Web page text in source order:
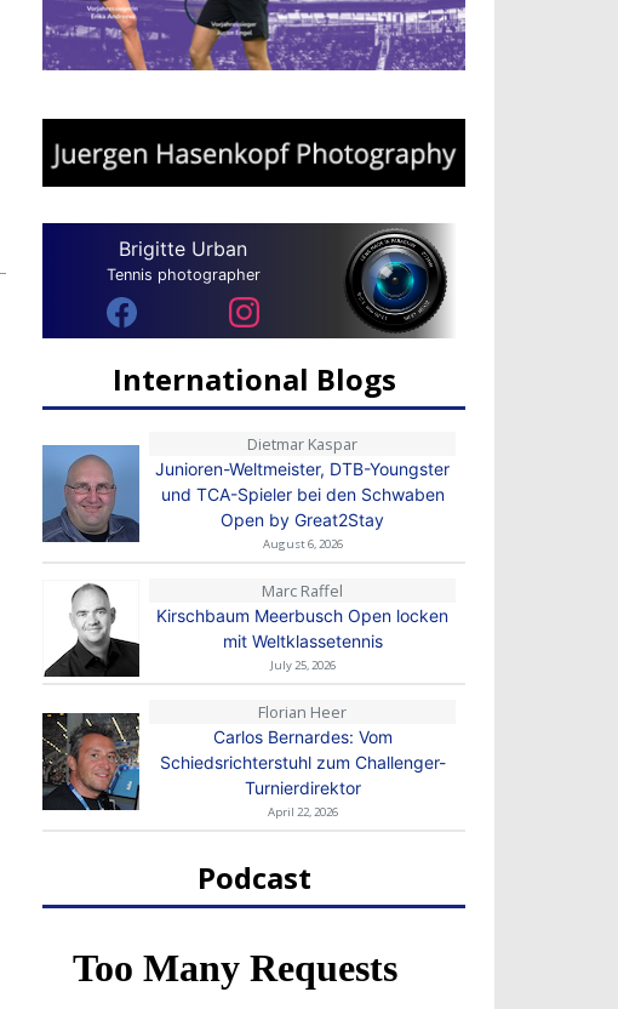
Brigitte Urban
Tennis photographer
International Blogs
Dietmar Kaspar
Junioren-Weltmeister, DTB-Youngster
und TCA-Spieler bei den Schwaben
Open by Great2Stay
August 6, 2026
Marc Raffel
Kirschbaum Meerbusch Open locken
mit Weltklassetennis
July 25, 2026
Florian Heer
Carlos Bernardes: Vom
Schiedsrichterstuhl zum Challenger-
Turnierdirektor
April 22, 2026
Podcast